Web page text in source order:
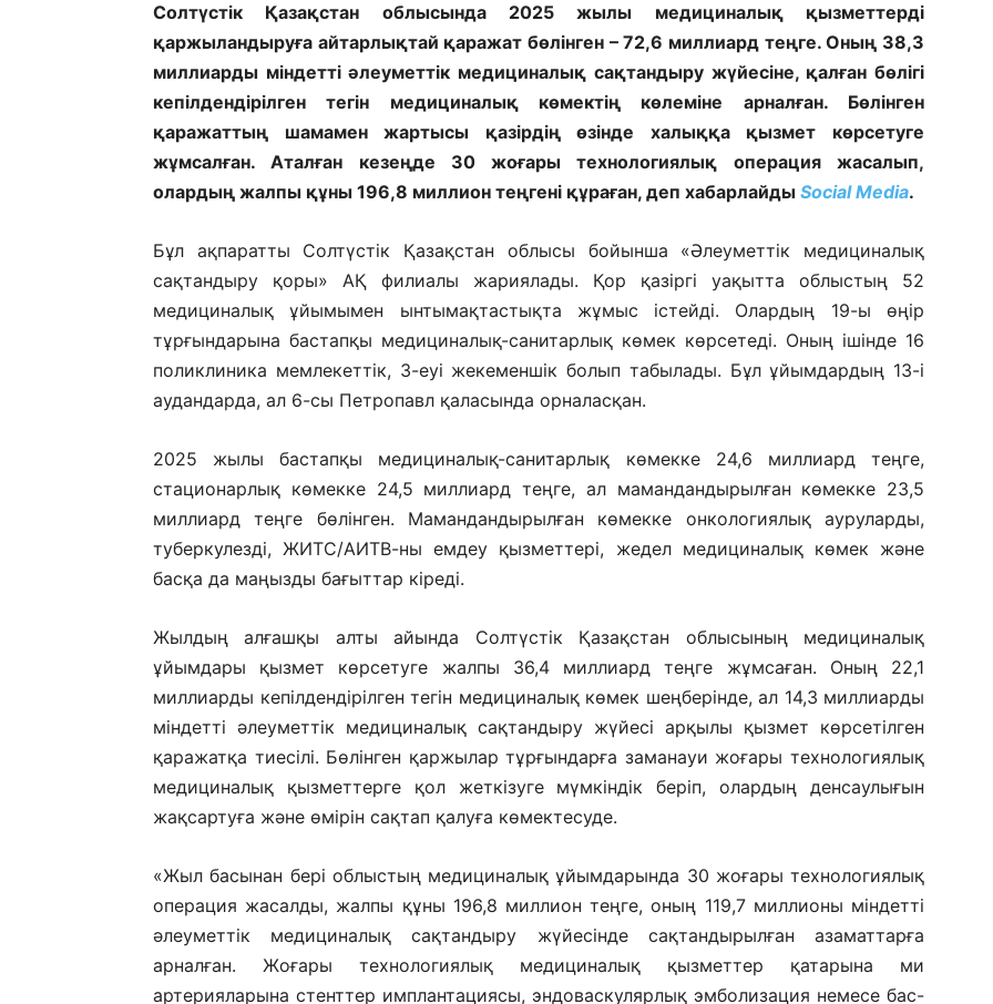
Солтүстік Қазақстан облысында 2025 жылы медициналық қызметтерді
қаржыландыруға айтарлықтай қаражат бөлінген – 72,6 миллиард теңге. Оның 38,3
миллиарды міндетті әлеуметтік медициналық сақтандыру жүйесіне, қалған бөлігі
кепілдендірілген тегін медициналық көмектің көлеміне арналған. Бөлінген
қаражаттың шамамен жартысы қазірдің өзінде халыққа қызмет көрсетуге
жұмсалған. Аталған кезеңде 30 жоғары технологиялық операция жасалып,
олардың жалпы құны 196,8 миллион теңгені құраған, деп хабарлайды Social Media.
Бұл ақпаратты Солтүстік Қазақстан облысы бойынша «Әлеуметтік медициналық
сақтандыру қоры» АҚ филиалы жариялады. Қор қазіргі уақытта облыстың 52
медициналық ұйымымен ынтымақтастықта жұмыс істейді. Олардың 19-ы өңір
тұрғындарына бастапқы медициналық-санитарлық көмек көрсетеді. Оның ішінде 16
поликлиника мемлекеттік, 3-еуі жекеменшік болып табылады. Бұл ұйымдардың 13-і
аудандарда, ал 6-сы Петропавл қаласында орналасқан.
2025 жылы бастапқы медициналық-санитарлық көмекке 24,6 миллиард теңге,
стационарлық көмекке 24,5 миллиард теңге, ал мамандандырылған көмекке 23,5
миллиард теңге бөлінген. Мамандандырылған көмекке онкологиялық ауруларды,
туберкулезді, ЖИТС/АИТВ-ны емдеу қызметтері, жедел медициналық көмек және
басқа да маңызды бағыттар кіреді.
Жылдың алғашқы алты айында Солтүстік Қазақстан облысының медициналық
ұйымдары қызмет көрсетуге жалпы 36,4 миллиард теңге жұмсаған. Оның 22,1
миллиарды кепілдендірілген тегін медициналық көмек шеңберінде, ал 14,3 миллиарды
міндетті әлеуметтік медициналық сақтандыру жүйесі арқылы қызмет көрсетілген
қаражатқа тиесілі. Бөлінген қаржылар тұрғындарға заманауи жоғары технологиялық
медициналық қызметтерге қол жеткізуге мүмкіндік беріп, олардың денсаулығын
жақсартуға және өмірін сақтап қалуға көмектесуде.
«Жыл басынан бері облыстың медициналық ұйымдарында 30 жоғары технологиялық
операция жасалды, жалпы құны 196,8 миллион теңге, оның 119,7 миллионы міндетті
әлеуметтік медициналық сақтандыру жүйесінде сақтандырылған азаматтарға
арналған. Жоғары технологиялық медициналық қызметтер қатарына ми
артерияларына стенттер имплантациясы, эндоваскулярлық эмболизация немесе бас-